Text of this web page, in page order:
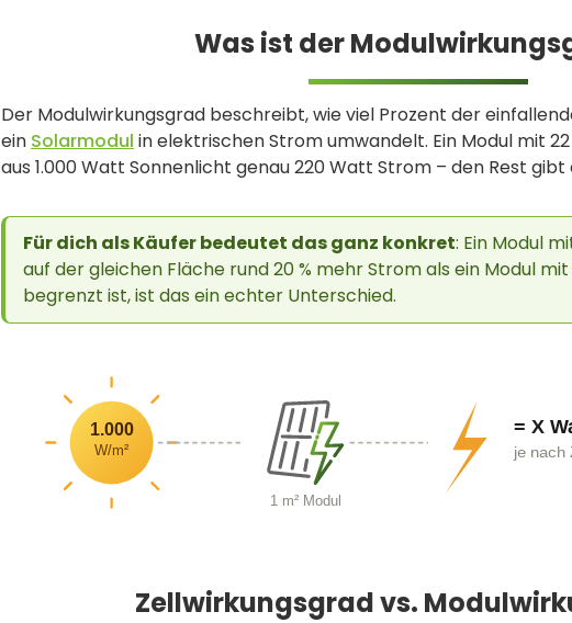
Was ist der
Der Modulwirkungsgrad beschreibt, wie viel Prozent der
ein Solarmodul in elektrischen Strom umwandelt. Ein Modul mit
aus 1.000 Watt Sonnenlicht genau 220 Watt Strom – den Rest gibt
Für dich als Käufer bedeutet das ganz konkret: Ein Modul
auf der gleichen Fläche rund 20 % mehr Strom als ein Modul mit
begrenzt ist, ist das ein echter Unterschied.
1.000
W/m²
1 m² Modul
= X
je nach
Zellwirkungsgrad vs.